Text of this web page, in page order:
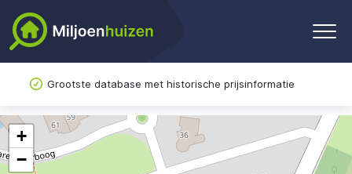
Grootste database met historische prijsinformatie
+
−